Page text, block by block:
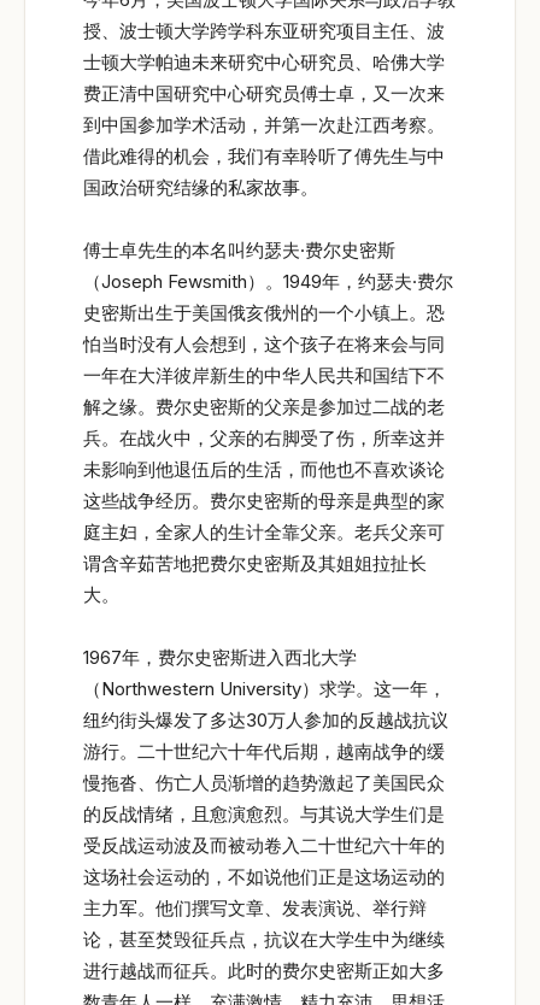
授、波士顿大学跨学科东亚研究项目主任、波
士顿大学帕迪未来研究中心研究员、哈佛大学
费正清中国研究中心研究员傅士卓，又一次来
到中国参加学术活动，并第一次赴江西考察。
借此难得的机会，我们有幸聆听了傅先生与中
国政治研究结缘的私家故事。
傅士卓先生的本名叫约瑟夫·费尔史密斯
（Joseph Fewsmith）。1949年，约瑟夫·费尔
史密斯出生于美国俄亥俄州的一个小镇上。恐
怕当时没有人会想到，这个孩子在将来会与同
一年在大洋彼岸新生的中华人民共和国结下不
解之缘。费尔史密斯的父亲是参加过二战的老
兵。在战火中，父亲的右脚受了伤，所幸这并
未影响到他退伍后的生活，而他也不喜欢谈论
这些战争经历。费尔史密斯的母亲是典型的家
庭主妇，全家人的生计全靠父亲。老兵父亲可
谓含辛茹苦地把费尔史密斯及其姐姐拉扯长
大。
1967年，费尔史密斯进入西北大学
（Northwestern University）求学。这一年，
纽约街头爆发了多达30万人参加的反越战抗议
游行。二十世纪六十年代后期，越南战争的缓
慢拖沓、伤亡人员渐增的趋势激起了美国民众
的反战情绪，且愈演愈烈。与其说大学生们是
受反战运动波及而被动卷入二十世纪六十年的
这场社会运动的，不如说他们正是这场运动的
主力军。他们撰写文章、发表演说、举行辩
论，甚至焚毁征兵点，抗议在大学生中为继续
进行越战而征兵。此时的费尔史密斯正如大多